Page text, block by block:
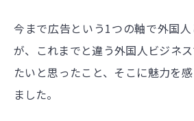
今まで広告という1つの軸で外国
が、これまでと違う外国人ビジネ
たいと思ったこと、そこに魅力を
ました。